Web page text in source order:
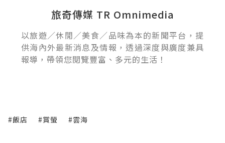
旅奇傳媒 TR Omnimedia
以旅遊／休閒／美食／品味為本的新聞平台，提
供海內外最新消息及情報，透過深度與廣度兼具
報導，帶領您閱覽豐富、多元的生活！
#飯店 #賞螢 #雲海